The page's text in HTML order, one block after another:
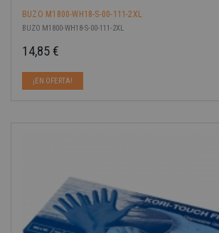
BUZO M1800-WH18-S-00-111-2XL
BUZO M1800-WH18-S-00-111-2XL
14,85 €
¡EN OFERTA!